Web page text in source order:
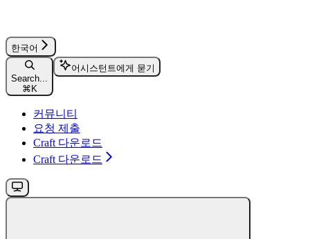
한국어
Search...
⌘K
어시스턴트에게 묻기
커뮤니티
요청 제출
Craft 다운로드
Craft 다운로드